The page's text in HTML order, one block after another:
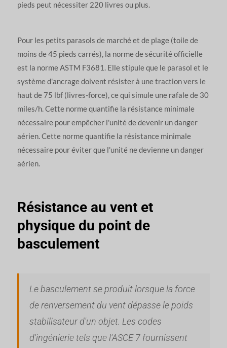
pieds peut nécessiter 220 livres ou plus.
Pour les petits parasols de marché et de plage (toile de
moins de 45 pieds carrés), la norme de sécurité officielle
est la norme ASTM F3681. Elle stipule que le parasol et le
système d'ancrage doivent résister à une traction vers le
haut de 75 lbf (livres-force), ce qui simule une rafale de 30
miles/h. Cette norme quantifie la résistance minimale
nécessaire pour empêcher l'unité de devenir un danger
aérien. Cette norme quantifie la résistance minimale
nécessaire pour éviter que l'unité ne devienne un danger
aérien.
Résistance au vent et
physique du point de
basculement
Le basculement se produit lorsque la force
de renversement du vent dépasse le poids
stabilisateur d'un objet. Les codes
d'ingénierie tels que l'ASCE 7 fournissent